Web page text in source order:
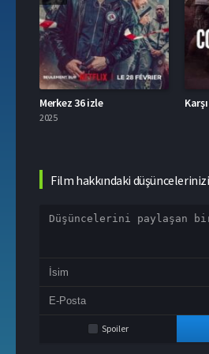
Merkez 36 izle
2025
Film hakkındaki
Spoiler